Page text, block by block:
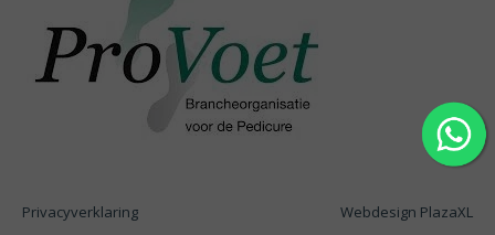
Privacyverklaring Webdesign PlazaXL